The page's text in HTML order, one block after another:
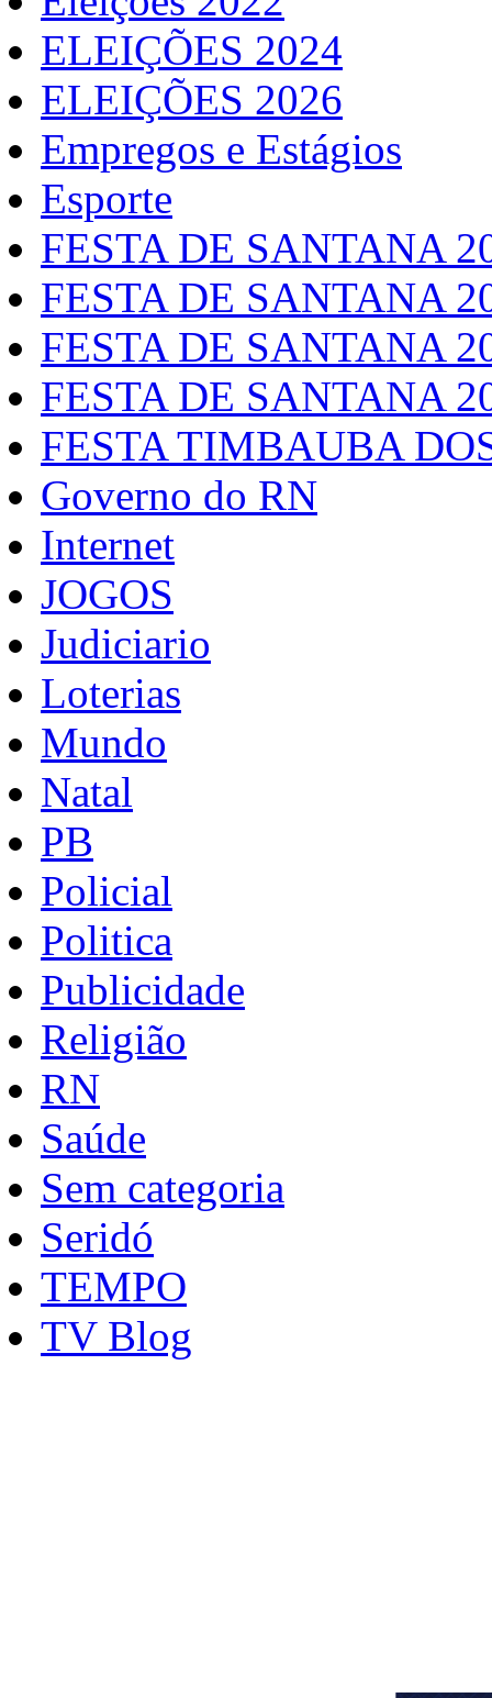
ELEIÇÕES 2024
ELEIÇÕES 2026
Empregos e Estágios
Esporte
FESTA DE SANTANA
FESTA DE SANTANA
FESTA DE SANTANA
FESTA DE SANTANA
FESTA TIMBAUBA
Governo do RN
Internet
JOGOS
Judiciario
Loterias
Mundo
Natal
PB
Policial
Politica
Publicidade
Religião
RN
Saúde
Sem categoria
Seridó
TEMPO
TV Blog